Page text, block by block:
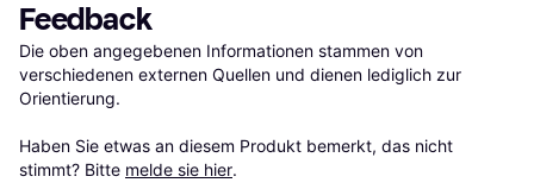
Feedback
Die oben angegebenen Informationen stammen von
verschiedenen externen Quellen und dienen lediglich zur
Orientierung.
Haben Sie etwas an diesem Produkt bemerkt, das nicht
stimmt? Bitte melde sie hier.